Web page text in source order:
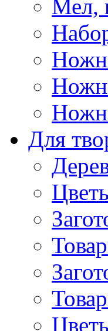
Мел,
Для